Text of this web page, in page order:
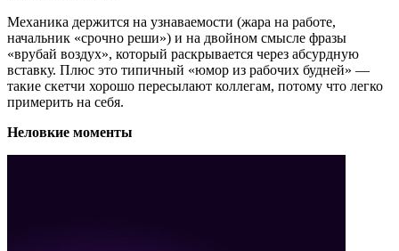
Механика держится на узнаваемости (жара на работе,
начальник «срочно реши») и на двойном смысле фразы
«врубай воздух», который раскрывается через абсурдную
вставку. Плюс это типичный «юмор из рабочих будней» —
такие скетчи хорошо пересылают коллегам, потому что легко
примерить на себя.
Неловкие моменты